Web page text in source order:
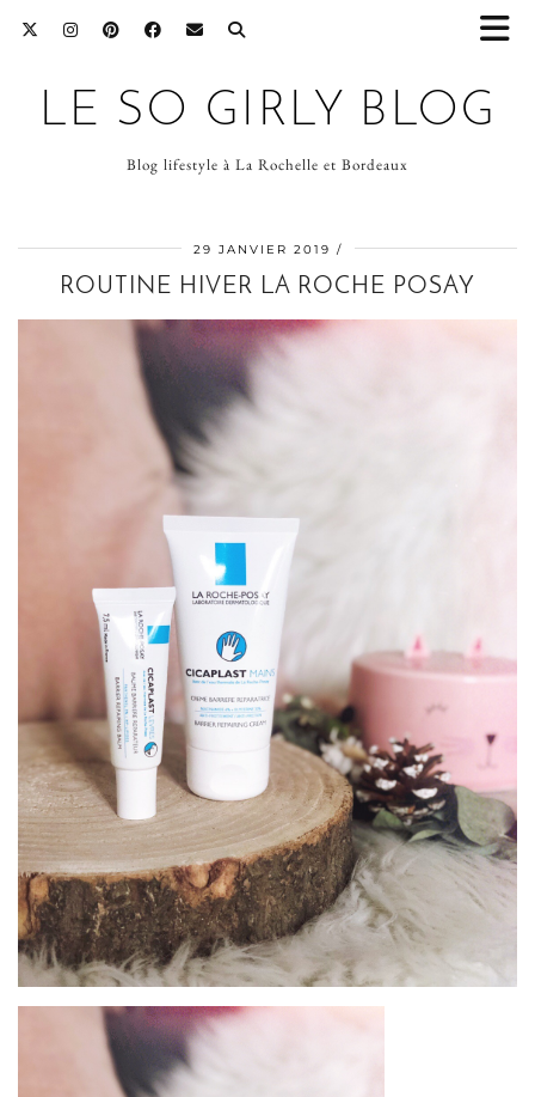
LE SO GIRLY BLOG
Blog lifestyle à La Rochelle et Bordeaux
29 JANVIER 2019
ROUTINE HIVER LA ROCHE POSAY